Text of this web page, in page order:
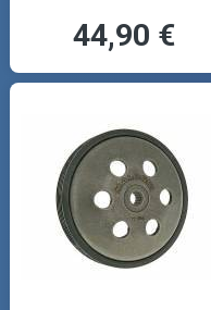
44,90 €